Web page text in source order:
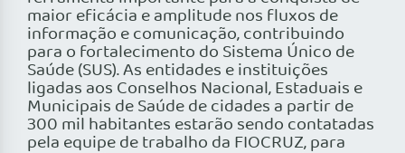
maior eficácia e amplitude nos fluxos de
informação e comunicação, contribuindo
para o fortalecimento do Sistema Único de
Saúde (SUS). As entidades e instituições
ligadas aos Conselhos Nacional, Estaduais e
Municipais de Saúde de cidades a partir de
300 mil habitantes estarão sendo contatadas
pela equipe de trabalho da FIOCRUZ, para